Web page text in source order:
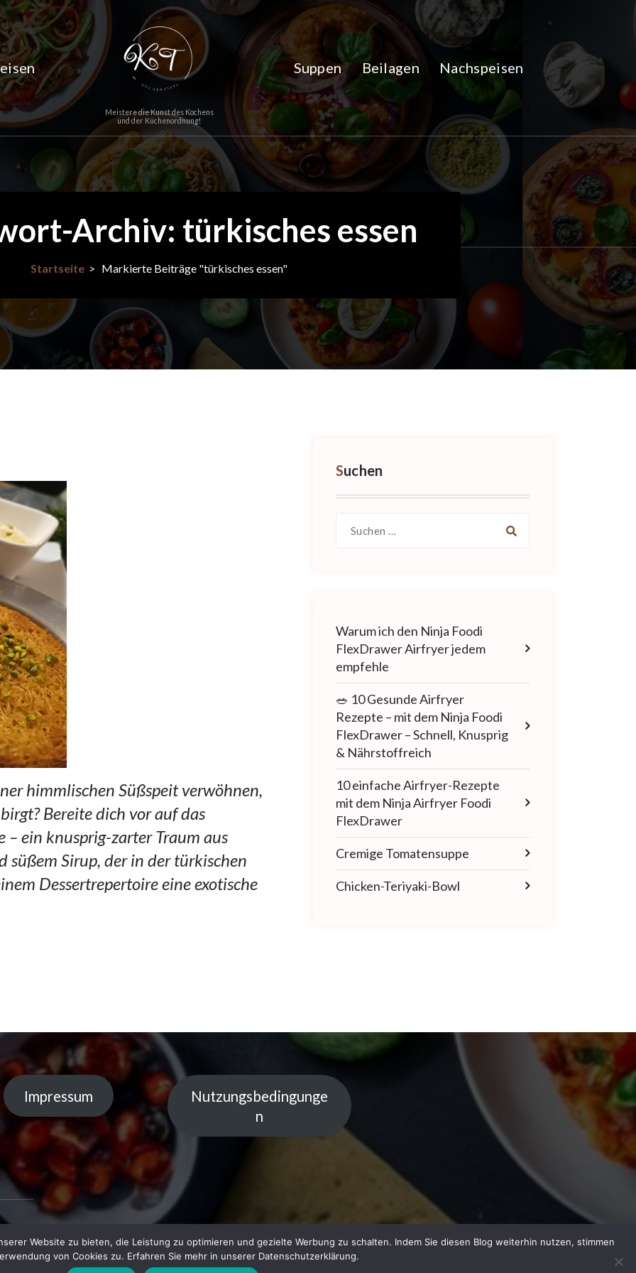
Meistere die Kunst des Kochens
und der Küchenordnung!
Suppen Beilagen Nachspeisen
Archiv: türkisches essen
Startseite > Markierte Beiträge "türkisches essen"
himmlischen Süßspeit verwöhnen,
Bereite dich vor auf das
ein knusprig-zarter Traum aus
süßem Sirup, der in der türkischen
Dessertrepertoire eine exotische
Suchen
nach:
Warum ich den Ninja Foodi
FlexDrawer Airfryer jedem
empfehle
🥗 10 Gesunde Airfryer
Rezepte – mit dem Ninja Foodi
FlexDrawer – Schnell, Knusprig
& Nährstoffreich
10 einfache Airfryer-Rezepte
mit dem Ninja Airfryer Foodi
FlexDrawer
Cremige Tomatensuppe
Chicken-Teriyaki-Bowl
Impressum
Nutzungsbedingunge
n
Website zu bieten, die Leistung zu optimieren und gezielte Werbung zu schalten. Indem Sie diesen Blog weiterhin nutzen, stimmen
von Cookies zu. Erfahren Sie mehr in unserer Datenschutzerklärung.